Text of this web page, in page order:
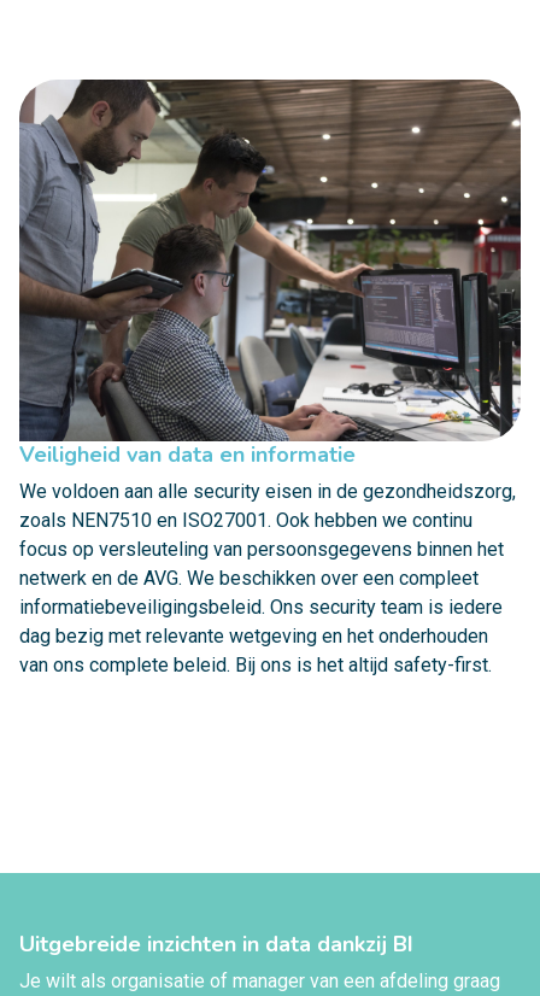
Veiligheid van data en informatie
We voldoen aan alle security eisen in de gezondheidszorg,
zoals NEN7510 en ISO27001. Ook hebben we continu
focus op versleuteling van persoonsgegevens binnen het
netwerk en de AVG. We beschikken over een compleet
informatiebeveiligingsbeleid. Ons security team is iedere
dag bezig met relevante wetgeving en het onderhouden
van ons complete beleid. Bij ons is het altijd safety-first.
Uitgebreide inzichten in data dankzij BI
Je wilt als organisatie of manager van een afdeling graag